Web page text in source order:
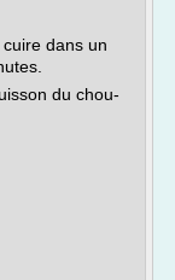
dans un
du chou-